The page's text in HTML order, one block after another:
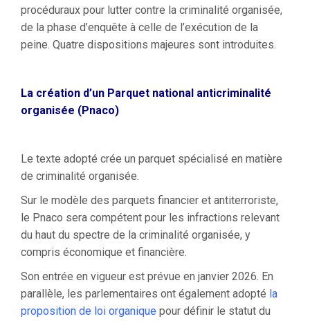
procéduraux pour lutter contre la criminalité organisée,
de la phase d’enquête à celle de l’exécution de la
peine. Quatre dispositions majeures sont introduites.
La création d’un Parquet national anticriminalité
organisée (Pnaco)
Le texte adopté crée un parquet spécialisé en matière
de criminalité organisée.
Sur le modèle des parquets financier et antiterroriste,
le Pnaco sera compétent pour les infractions relevant
du haut du spectre de la criminalité organisée, y
compris économique et financière.
Son entrée en vigueur est prévue en janvier 2026. En
parallèle, les parlementaires ont également adopté la
proposition de loi organique pour définir le statut du